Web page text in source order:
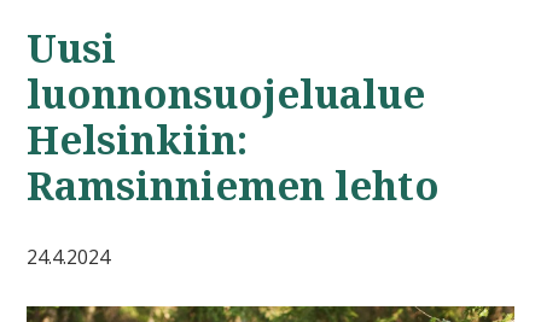
Uusi
luonnonsuojelualue
Helsinkiin:
Ramsinniemen lehto
24.4.2024